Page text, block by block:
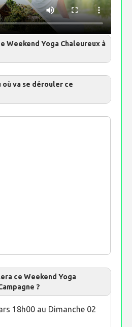
Weekend Yoga Chaleureux à
où va se dérouler ce
ce Weekend Yoga
?
18h00 au Dimanche 02